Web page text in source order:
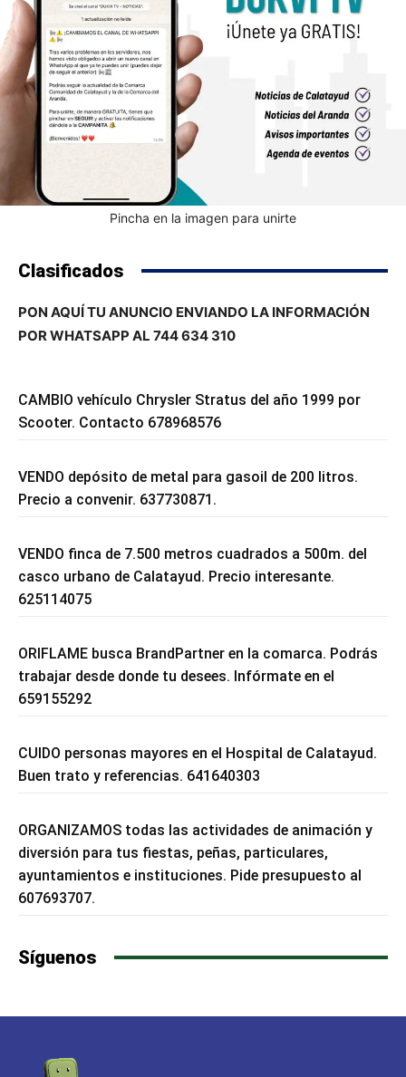
Pincha en la imagen para unirte
Clasificados
PON AQUÍ TU ANUNCIO ENVIANDO LA INFORMACIÓN
POR WHATSAPP AL 744 634 310
CAMBIO vehículo Chrysler Stratus del año 1999 por
Scooter. Contacto 678968576
VENDO depósito de metal para gasoil de 200 litros.
Precio a convenir. 637730871.
VENDO finca de 7.500 metros cuadrados a 500m. del
casco urbano de Calatayud. Precio interesante.
625114075
ORIFLAME busca BrandPartner en la comarca. Podrás
trabajar desde donde tu desees. Infórmate en el
659155292
CUIDO personas mayores en el Hospital de Calatayud.
Buen trato y referencias. 641640303
ORGANIZAMOS todas las actividades de animación y
diversión para tus fiestas, peñas, particulares,
ayuntamientos e instituciones. Pide presupuesto al
607693707.
Síguenos